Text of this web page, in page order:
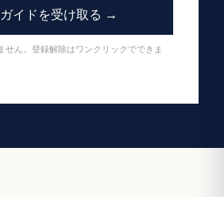
イドを受け取る →
せん。登録解除はワンクリックでできま